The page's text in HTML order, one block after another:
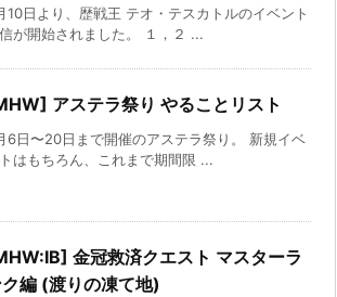
10日より、歴戦王 テオ・テスカトルのイベント
が開始されました。 １，２ ...
アステラ祭り やることリスト
6日〜20日まで開催のアステラ祭り。 新規イベ
はもちろん、これまで期間限 ...
金冠救済クエスト マスターラ
ク編 (渡りの凍て地)